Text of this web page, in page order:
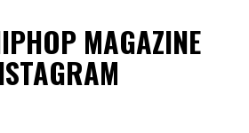
MAGAZINE